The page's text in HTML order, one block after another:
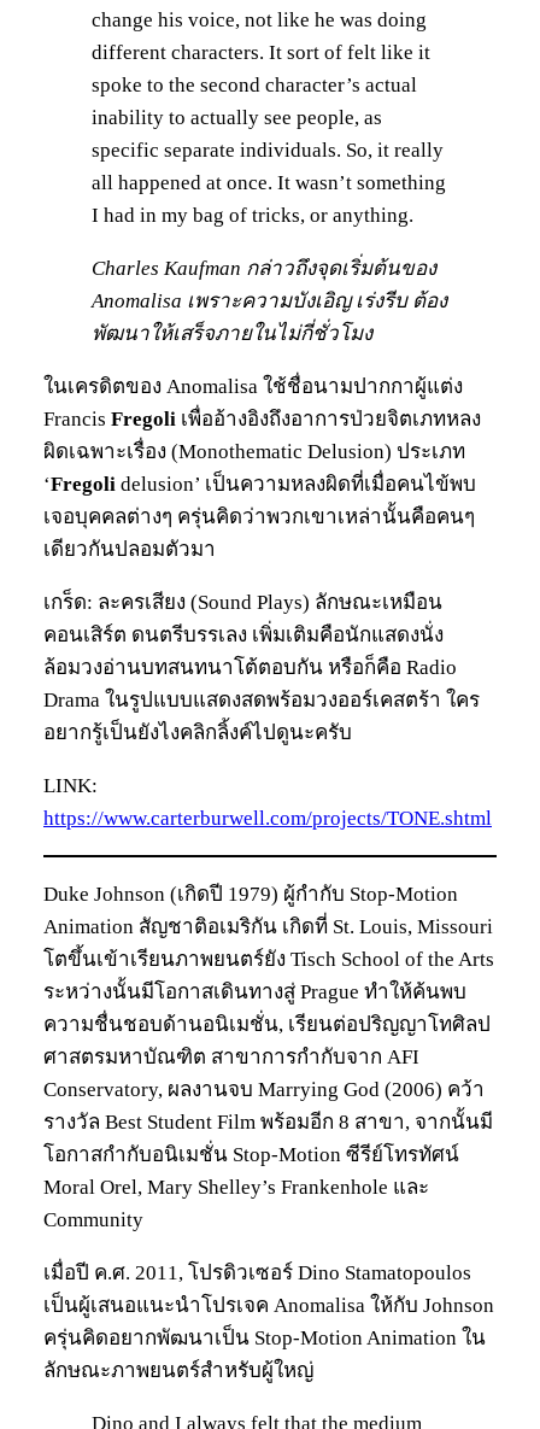
change his voice, not like he was doing
different characters. It sort of felt like it
spoke to the second character’s actual
inability to actually see people, as
specific separate individuals. So, it really
all happened at once. It wasn’t something
I had in my bag of tricks, or anything.
Charles Kaufman กล่าวถึงจุดเริ่มต้นของ
Anomalisa เพราะความบังเอิญ เร่งรีบ ต้อง
พัฒนาให้เสร็จภายในไม่กี่ชั่วโมง
ในเครดิตของ Anomalisa ใช้ชื่อนามปากกาผู้แต่ง
Francis Fregoli เพื่ออ้างอิงถึงอาการป่วยจิตเภทหลง
ผิดเฉพาะเรื่อง (Monothematic Delusion) ประเภท
‘Fregoli delusion’ เป็นความหลงผิดที่เมื่อคนไข้พบ
เจอบุคคลต่างๆ ครุ่นคิดว่าพวกเขาเหล่านั้นคือคนๆ
เดียวกันปลอมตัวมา
เกร็ด: ละครเสียง (Sound Plays) ลักษณะเหมือน
คอนเสิร์ต ดนตรีบรรเลง เพิ่มเติมคือนักแสดงนั่ง
ล้อมวงอ่านบทสนทนาโต้ตอบกัน หรือก็คือ Radio
Drama ในรูปแบบแสดงสดพร้อมวงออร์เคสตร้า ใคร
อยากรู้เป็นยังไงคลิกลิ้งค์ไปดูนะครับ
LINK:
https://www.carterburwell.com/projects/TONE.shtml
Duke Johnson (เกิดปี 1979) ผู้กำกับ Stop-Motion
Animation สัญชาติอเมริกัน เกิดที่ St. Louis, Missouri
โตขึ้นเข้าเรียนภาพยนตร์ยัง Tisch School of the Arts
ระหว่างนั้นมีโอกาสเดินทางสู่ Prague ทำให้ค้นพบ
ความชื่นชอบด้านอนิเมชั่น, เรียนต่อปริญญาโทศิลป
ศาสตรมหาบัณฑิต สาขาการกำกับจาก AFI
Conservatory, ผลงานจบ Marrying God (2006) คว้า
รางวัล Best Student Film พร้อมอีก 8 สาขา, จากนั้นมี
โอกาสกำกับอนิเมชั่น Stop-Motion ซีรีย์โทรทัศน์
Moral Orel, Mary Shelley’s Frankenhole และ
Community
เมื่อปี ค.ศ. 2011, โปรดิวเซอร์ Dino Stamatopoulos
เป็นผู้เสนอแนะนำโปรเจค Anomalisa ให้กับ Johnson
ครุ่นคิดอยากพัฒนาเป็น Stop-Motion Animation ใน
ลักษณะภาพยนตร์สำหรับผู้ใหญ่
Dino and I always felt that the medium